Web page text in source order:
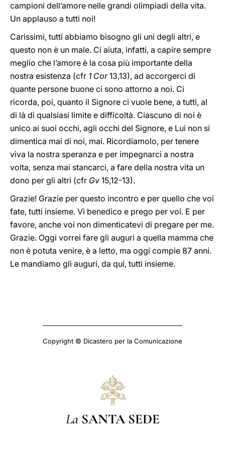
campioni dell’amore nelle grandi olimpiadi della vita.
Un applauso a tutti noi!
Carissimi, tutti abbiamo bisogno gli uni degli altri, e
questo non è un male. Ci aiuta, infatti, a capire sempre
meglio che l’amore è la cosa più importante della
nostra esistenza (cfr 1 Cor13,13), ad accorgerci di
quante persone buone ci sono attorno a noi. Ci
ricorda, poi, quanto il Signore ci vuole bene, a tutti, al
di là di qualsiasi limite e difficoltà. Ciascuno di noi è
unico ai suoi occhi, agli occhi del Signore, e Lui non si
dimentica mai di noi, mai. Ricordiamolo, per tenere
viva la nostra speranza e per impegnarci a nostra
volta, senza mai stancarci, a fare della nostra vita un
dono per gli altri (cfr Gv 15,12-13).
Grazie! Grazie per questo incontro e per quello che voi
fate, tutti insieme. Vi benedico e prego per voi. E per
favore, anche voi non dimenticatevi di pregare per me.
Grazie. Oggi vorrei fare gli auguri a quella mamma che
non è potuta venire, è a letto, ma oggi compie 87 anni.
Le mandiamo gli auguri, da qui, tutti insieme.
Copyright © Dicastero per la Comunicazione
La SANTA SEDE